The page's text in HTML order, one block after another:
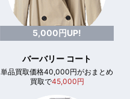
5,000円UP!
バーバリー コート
単品買取価格40,000円がおまとめ
買取で45,000円